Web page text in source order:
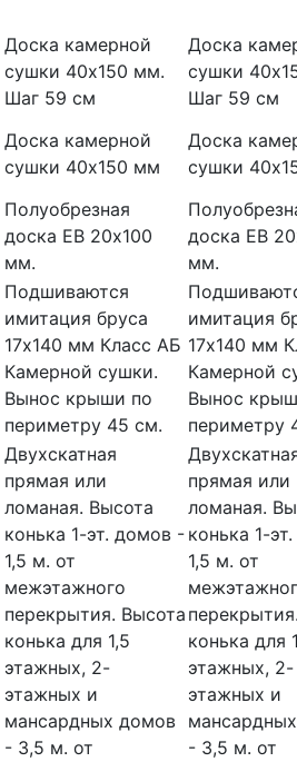
Доска камерной
сушки 40х150 мм.
Шаг 59 см
Доска
сушки
Шаг 59 см
Доска камерной
сушки 40х150 мм
Доска
сушки
Полуобрезная
доска ЕВ 20х100
мм.
доска ЕВ
мм.
Подшиваются
имитация бруса
17х140 мм Класс АБ
Камерной сушки.
Вынос крыши по
периметру 45 см.
имитация
17х140 мм
Камерной
Вынос
периметру
Двухскатная
прямая или
ломаная. Высота
конька 1-эт. домов -
1,5 м. от
межэтажного
перекрытия. Высота
конька для 1,5
этажных, 2-
этажных и
мансардных домов
- 3,5 м. от
прямая или
ломаная.
конька 1-
1,5 м. от
конька для
этажных, 2-
этажных и
- 3,5 м. от